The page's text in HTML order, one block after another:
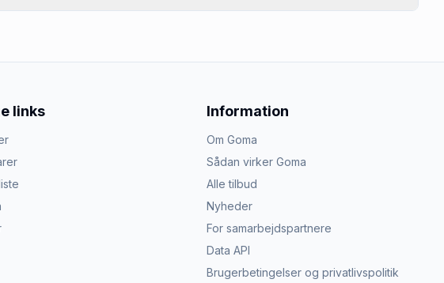
links Information
Om Goma
Sådan virker Goma
Alle tilbud
Nyheder
For samarbejdspartnere
Data API
Brugerbetingelser og privatlivspolitik